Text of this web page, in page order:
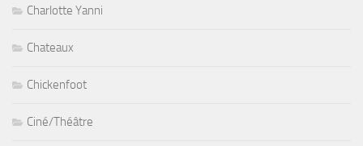
Charlotte Yanni
Chateaux
Chickenfoot
Ciné/Théâtre